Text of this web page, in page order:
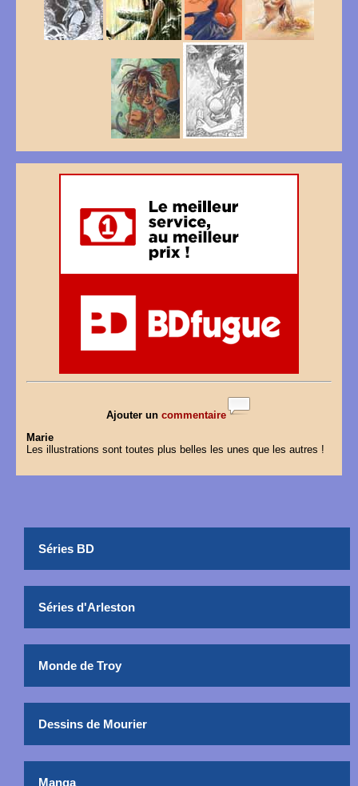
Ajouter un commentaire
Marie
Les illustrations sont toutes plus belles les unes que les autres !
Séries BD
Séries d'Arleston
Monde de Troy
Dessins de Mourier
Manga